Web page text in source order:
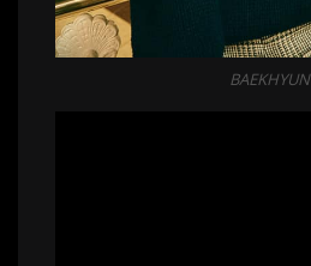
BAEKHYUN